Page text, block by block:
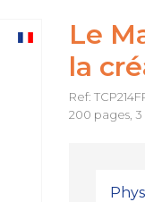
Le
la
Ref:
200 pages, 3